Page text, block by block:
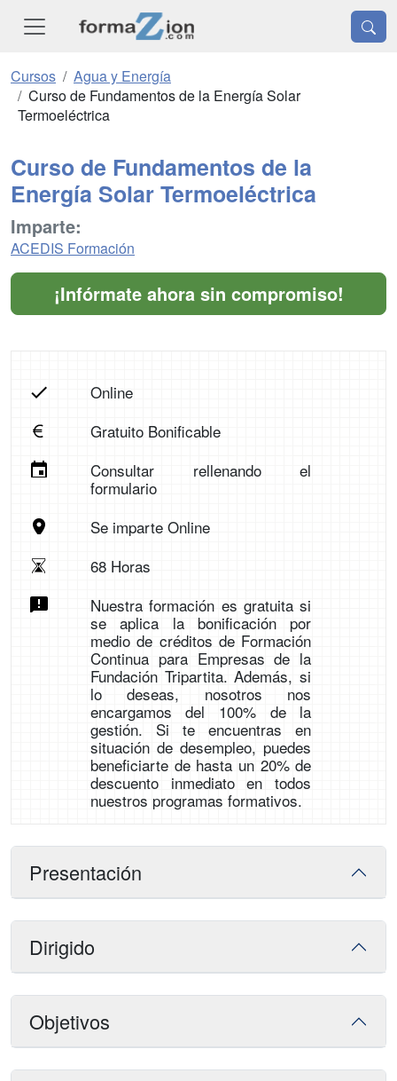
Cursos
Agua y Energía
Curso de Fundamentos de la Energía Solar
Termoeléctrica
Curso de Fundamentos de la
Energía Solar Termoeléctrica
Imparte:
ACEDIS Formación
¡Infórmate ahora sin compromiso!
Online
Gratuito Bonificable
Consultar rellenando el
formulario
Se imparte Online
68 Horas
Nuestra formación es gratuita si
se aplica la bonificación por
medio de créditos de Formación
Continua para Empresas de la
Fundación Tripartita. Además, si
lo deseas, nosotros nos
encargamos del 100% de la
gestión. Si te encuentras en
situación de desempleo, puedes
beneficiarte de hasta un 20% de
descuento inmediato en todos
nuestros programas formativos.
Presentación
Dirigido
Objetivos